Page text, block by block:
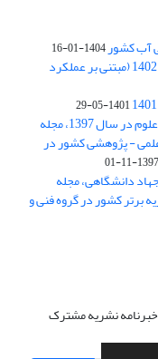
آب کشور1404-01-16
کسب رتبه الف مجلات علمی پژوهشی در ارزیابی 1402 (مبتنی بر عملکرد
1401-05-29
بر اساس ارزیابی انجام شده توسط فرهنگستان علوم در سال 1397، مجله
علمی - پژوهشی کشور در
1397-11-01
دانشگاهی، مجله
برتر کشور در گروه فنی و
خبرنامه نشریه مشترک